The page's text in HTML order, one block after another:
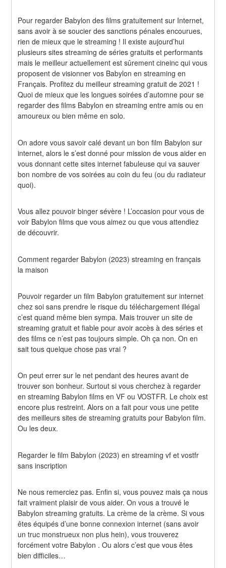
Pour regarder Babylon des films gratuitement sur Internet,
sans avoir à se soucier des sanctions pénales encourues,
rien de mieux que le streaming ! Il existe aujourd’hui
plusieurs sites streaming de séries gratuits et performants
mais le meilleur actuellement est sûrement cineinc qui vous
proposent de visionner vos Babylon en streaming en
Français. Profitez du meilleur streaming gratuit de 2021 !
Quoi de mieux que les longues soirées d’automne pour se
regarder des films Babylon en streaming entre amis ou en
amoureux ou bien même en solo.
On adore vous savoir calé devant un bon film Babylon sur
internet, alors le s’est donné pour mission de vous aider en
vous donnant cette sites internet fabuleuse qui va sauver
bon nombre de vos soirées au coin du feu (ou du radiateur
quoi).
Vous allez pouvoir binger sévère ! L’occasion pour vous de
voir Babylon films que vous aimez ou que vous attendiez
de découvrir.
Comment regarder Babylon (2023) streaming en français
la maison
Pouvoir regarder un film Babylon gratuitement sur internet
chez soi sans prendre le risque du téléchargement illégal
c’est quand même bien sympa. Mais trouver un site de
streaming gratuit et fiable pour avoir accès à des séries et
des films ce n’est pas toujours simple. Oh ça non. On en
sait tous quelque chose pas vrai ?
On peut errer sur le net pendant des heures avant de
trouver son bonheur. Surtout si vous cherchez à regarder
en streaming Babylon films en VF ou VOSTFR. Le choix est
encore plus restreint. Alors on a fait pour vous une petite
des meilleurs sites de streaming gratuits pour Babylon film.
Ou les deux.
Regarder le film Babylon (2023) en streaming vf et vostfr
sans inscription
Ne nous remerciez pas. Enfin si, vous pouvez mais ça nous
fait vraiment plaisir de vous aider. On vous a trouvé le
Babylon streaming gratuits. La crème de la crème. Si vous
êtes équipés d’une bonne connexion internet (sans avoir
un truc monstrueux non plus hein), vous trouverez
forcément votre Babylon . Ou alors c’est que vous êtes
bien difficiles…